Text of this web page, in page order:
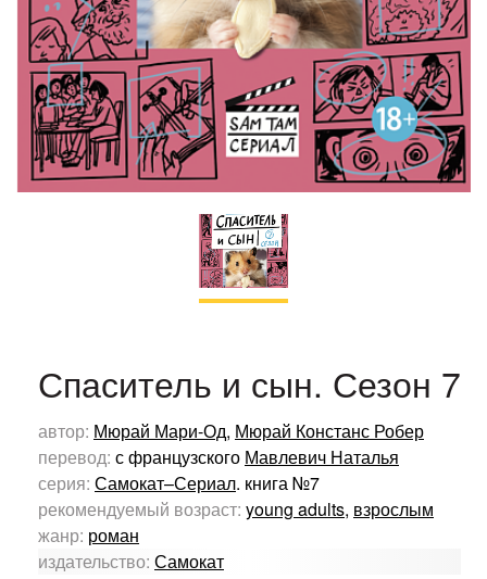
Спаситель и сын. Сезон 7
автор: Мюрай Мари-Од, Мюрай Констанс Робер
перевод: с французского Мавлевич Наталья
серия: Самокат–Сериал. книга №7
рекомендуемый возраст: young adults, взрослым
жанр: роман
издательство: Самокат